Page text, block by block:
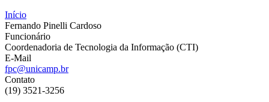
Início
Fernando Pinelli Cardoso
Funcionário
Coordenadoria de Tecnologia da Informação (CTI)
E-Mail
fpc@unicamp.br
Contato
(19) 3521-3256